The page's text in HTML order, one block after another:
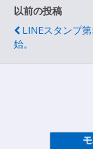
以前の投稿
LINEスタンプ
始。